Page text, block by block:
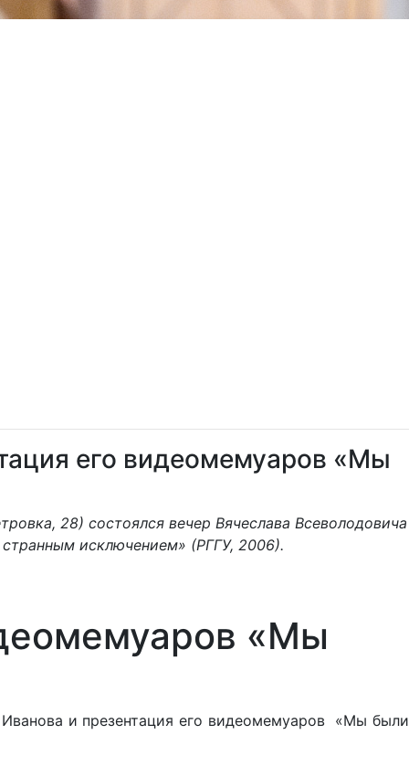
его видеомемуаров «Мы
28) состоялся вечер Вячеслава Всеволодовича
исключением» (РГГУ, 2006).
«Мы
Иванова и презентация его видеомемуаров «Мы были